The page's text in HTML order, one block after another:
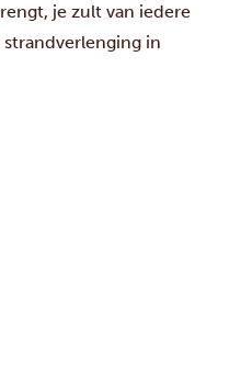
je zult van iedere
in